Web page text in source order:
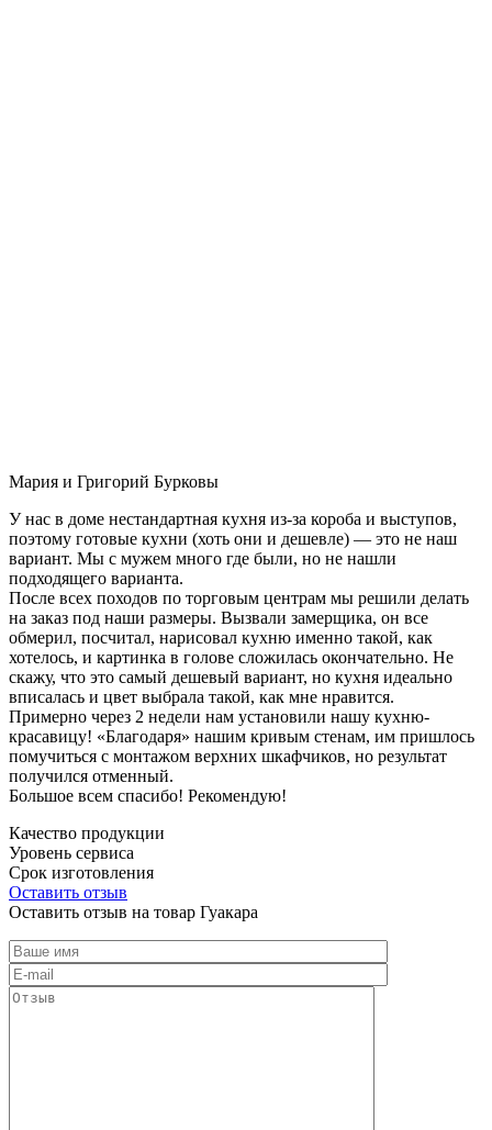
Мария и Григорий Бурковы
У нас в доме нестандартная кухня из-за короба и выступов,
поэтому готовые кухни (хоть они и дешевле) — это не наш
вариант. Мы с мужем много где были, но не нашли
подходящего варианта.
После всех походов по торговым центрам мы решили делать
на заказ под наши размеры. Вызвали замерщика, он все
обмерил, посчитал, нарисовал кухню именно такой, как
хотелось, и картинка в голове сложилась окончательно. Не
скажу, что это самый дешевый вариант, но кухня идеально
вписалась и цвет выбрала такой, как мне нравится.
Примерно через 2 недели нам установили нашу кухню-
красавицу! «Благодаря» нашим кривым стенам, им пришлось
помучиться с монтажом верхних шкафчиков, но результат
получился отменный.
Большое всем спасибо! Рекомендую!
Качество продукции
Уровень сервиса
Срок изготовления
Оставить отзыв
Оставить отзыв на товар Гуакара